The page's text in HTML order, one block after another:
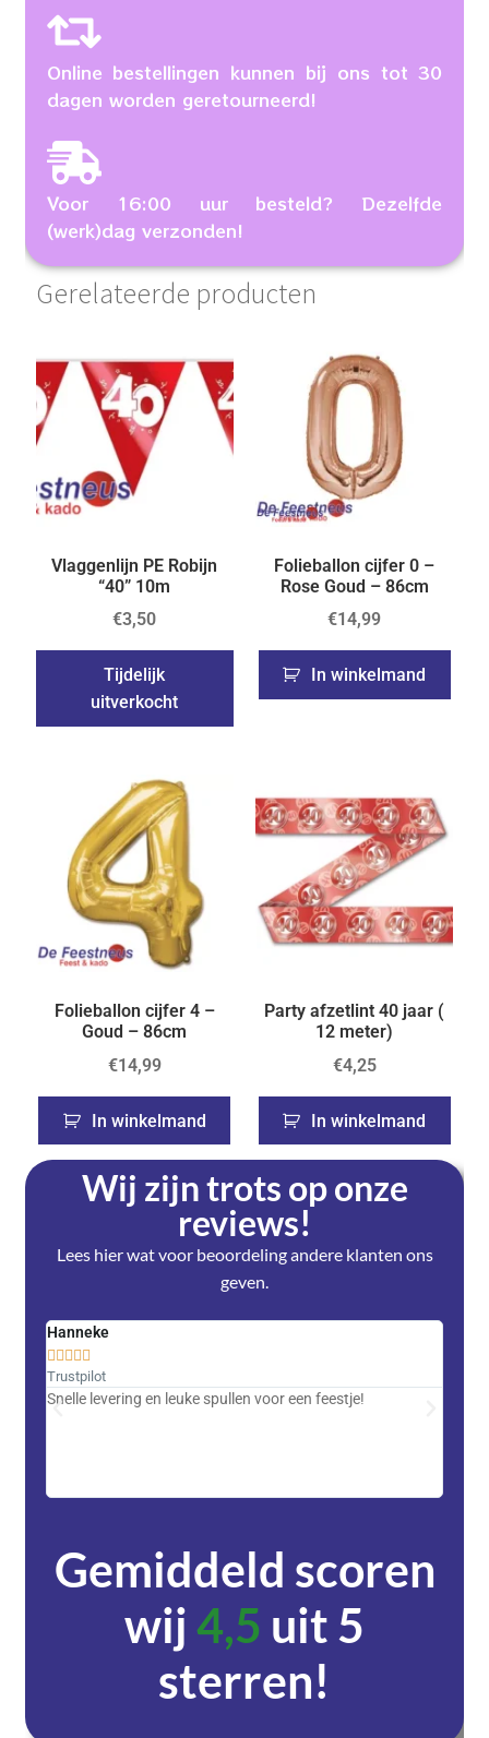
Online bestellingen kunnen bij ons tot 30
dagen worden geretourneerd!
Voor 16:00 uur besteld? Dezelfde
(werk)dag verzonden!
Gerelateerde producten
Vlaggenlijn PE Robijn
“40” 10m
€3,50
Tijdelijk
uitverkocht
Folieballon cijfer 0 –
Rose Goud – 86cm
€14,99
In winkelmand
Folieballon cijfer 4 –
Goud – 86cm
€14,99
In winkelmand
Party afzetlint 40 jaar (
12 meter)
€4,25
In winkelmand
Wij zijn trots op onze
reviews!
Lees hier wat voor beoordeling andere klanten ons
geven.
Hanneke
    
Trustpilot
Snelle levering en leuke spullen voor een feestje!
Gemiddeld scoren
wij4,5 uit 5
sterren!